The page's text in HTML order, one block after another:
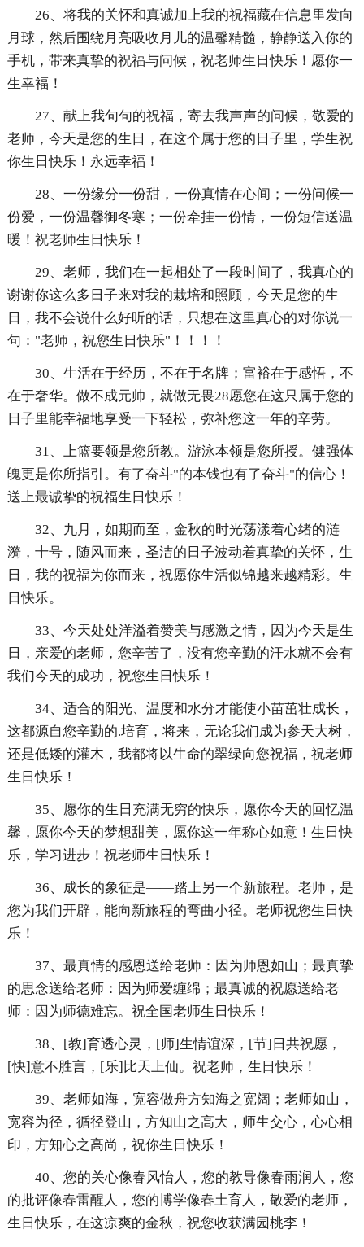
26、将我的关怀和真诚加上我的祝福藏在信息里发向
月球，然后围绕月亮吸收月儿的温馨精髓，静静送入你的
手机，带来真挚的祝福与问候，祝老师生日快乐！愿你一
生幸福！
27、献上我句句的祝福，寄去我声声的问候，敬爱的
老师，今天是您的生日，在这个属于您的日子里，学生祝
你生日快乐！永远幸福！
28、一份缘分一份甜，一份真情在心间；一份问候一
份爱，一份温馨御冬寒；一份牵挂一份情，一份短信送温
暖！祝老师生日快乐！
29、老师，我们在一起相处了一段时间了，我真心的
谢谢你这么多日子来对我的栽培和照顾，今天是您的生
日，我不会说什么好听的话，只想在这里真心的对你说一
句："老师，祝您生日快乐"！！！！
30、生活在于经历，不在于名牌；富裕在于感悟，不
在于奢华。做不成元帅，就做无畏28愿您在这只属于您的
日子里能幸福地享受一下轻松，弥补您这一年的辛劳。
31、上篮要领是您所教。游泳本领是您所授。健强体
魄更是你所指引。有了奋斗"的本钱也有了奋斗"的信心！
送上最诚挚的祝福生日快乐！
32、九月，如期而至，金秋的时光荡漾着心绪的涟
漪，十号，随风而来，圣洁的日子波动着真挚的关怀，生
日，我的祝福为你而来，祝愿你生活似锦越来越精彩。生
日快乐。
33、今天处处洋溢着赞美与感激之情，因为今天是生
日，亲爱的老师，您辛苦了，没有您辛勤的汗水就不会有
我们今天的成功，祝您生日快乐！
34、适合的阳光、温度和水分才能使小苗茁壮成长，
这都源自您辛勤的.培育，将来，无论我们成为参天大树，
还是低矮的灌木，我都将以生命的翠绿向您祝福，祝老师
生日快乐！
35、愿你的生日充满无穷的快乐，愿你今天的回忆温
馨，愿你今天的梦想甜美，愿你这一年称心如意！生日快
乐，学习进步！祝老师生日快乐！
36、成长的象征是——踏上另一个新旅程。老师，是
您为我们开辟，能向新旅程的弯曲小径。老师祝您生日快
乐！
37、最真情的感恩送给老师：因为师恩如山；最真挚
的思念送给老师：因为师爱缠绵；最真诚的祝愿送给老
师：因为师德难忘。祝全国老师生日快乐！
38、[教]育透心灵，[师]生情谊深，[节]日共祝愿，
[快]意不胜言，[乐]比天上仙。祝老师，生日快乐！
39、老师如海，宽容做舟方知海之宽阔；老师如山，
宽容为径，循径登山，方知山之高大，师生交心，心心相
印，方知心之高尚，祝你生日快乐！
40、您的关心像春风怡人，您的教导像春雨润人，您
的批评像春雷醒人，您的博学像春土育人，敬爱的老师，
生日快乐，在这凉爽的金秋，祝您收获满园桃李！